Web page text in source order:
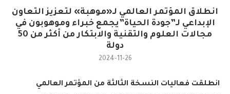
انطلاق المؤتمر العالمي لـ«موهبة» لتعزيز التعاون
الإبداعي لـ”جودة الحياة”يجمع خبراء وموهوبون في
مجالات العلوم والتقنية والابتكار من أكثر من 50
دولة
2024-11-26
انطلقت فعاليات النسخة الثالثة من المؤتمر العالمي